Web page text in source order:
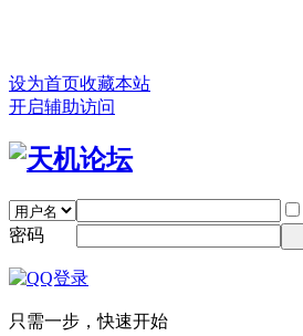
设为首页收藏本站
开启辅助访问
密码
只需一步，快速开始